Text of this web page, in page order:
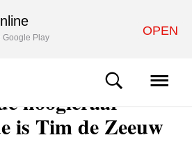
hoogleraar
is Tim de Zeeuw
Google Play OPEN